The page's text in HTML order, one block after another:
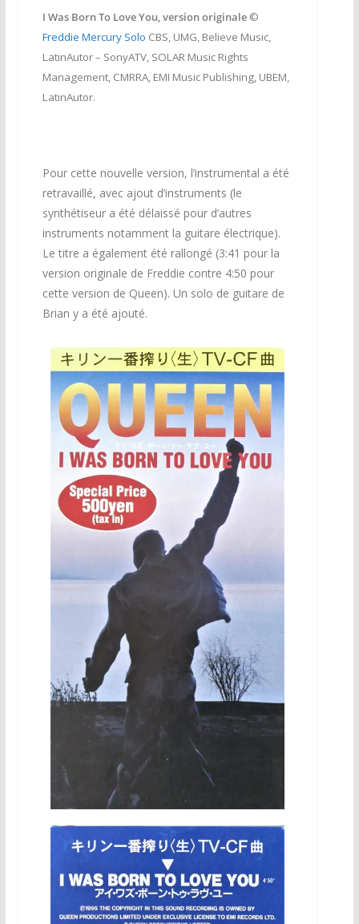
I Was Born To Love You, version originale©
Freddie Mercury Solo CBS, UMG, Believe Music,
LatinAutor – SonyATV, SOLAR Music Rights
Management, CMRRA, EMI Music Publishing, UBEM,
LatinAutor.
Pour cette nouvelle version, l’instrumental a été
retravaillé, avec ajout d’instruments (le
synthétiseur a été délaissé pour d’autres
instruments notamment la guitare électrique).
Le titre a également été rallongé (3:41 pour la
version originale de Freddie contre 4:50 pour
cette version de Queen). Un solo de guitare de
Brian y a été ajouté.